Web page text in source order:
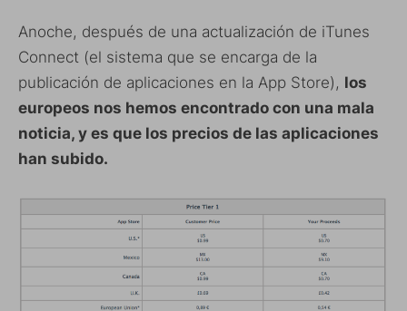
Anoche, después de una actualización de iTunes
Connect (el sistema que se encarga de la
publicación de aplicaciones en la App Store), los
europeos nos hemos encontrado con una mala
noticia, y es que los precios de las aplicaciones
han subido.